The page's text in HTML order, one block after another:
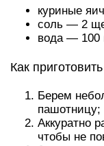
куриные
соль — 2
вода — 100
Как
Берем
пашотницу;
Аккуратно
чтобы не